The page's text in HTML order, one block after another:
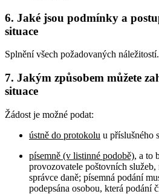
6. Jaké jsou podmínky a
situace
Splnění všech požadovaných náležitostí.
7. Jakým způsobem můžete
situace
Žádost je možné podat:
ústně do protokolu u příslušného
písemně (v listinné podobě), a to
provozovatele poštovních služeb,
správce daně; písemná podání
podepsána osobou, která podání